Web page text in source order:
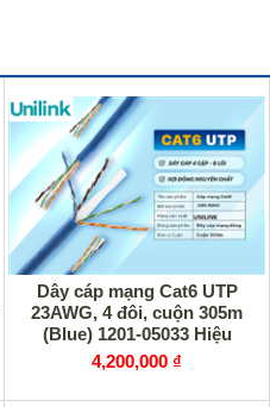
Dây cáp mạng Cat6 UTP
23AWG, 4 đôi, cuộn 305m
(Blue) 1201-05033 Hiệu
UNILINK cao cấp
4,200,000 ₫